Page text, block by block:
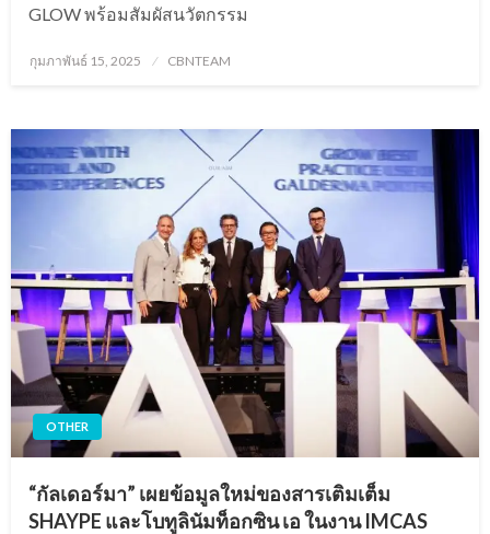
GLOW พร้อมสัมผัสนวัตกรรม
Posted
กุมภาพันธ์ 15, 2025 CBNTEAM
OTHER
“กัลเดอร์มา” เผยข้อมูลใหม่ของสารเติมเต็ม
SHAYPE และโบทูลินัมท็อกซิน เอ ในงาน IMCAS